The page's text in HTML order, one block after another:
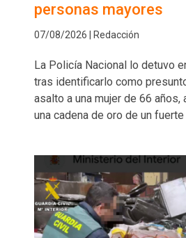
personas mayores
07/08/2026 | Redacción
La Policía Nacional lo detuvo
tras identificarlo como
asalto a una mujer de 66 años,
una cadena de oro de un